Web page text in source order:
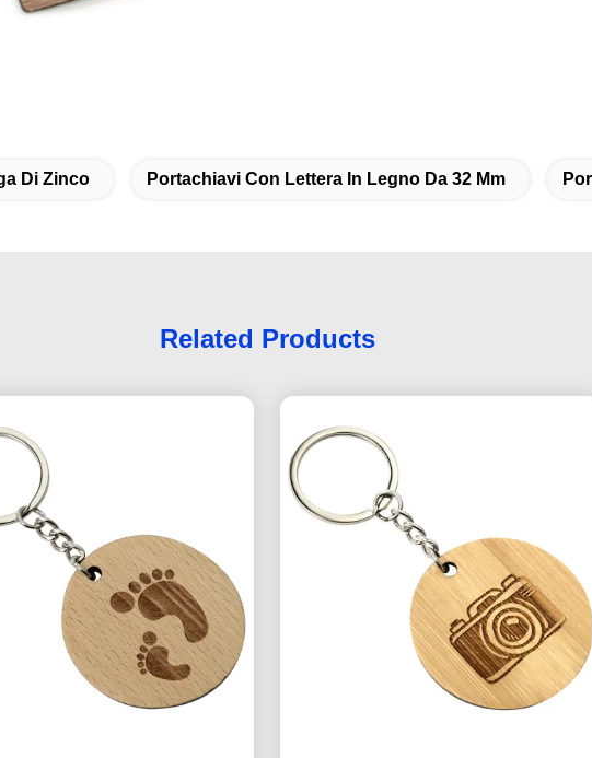
Di Zinco Portachiavi Con Lettera In Legno Da 32 Mm
Related Products